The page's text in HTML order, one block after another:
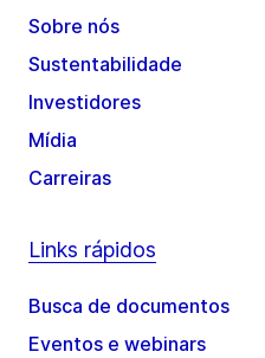
Sobre nós
Sustentabilidade
Investidores
Mídia
Carreiras
Links rápidos
Busca de documentos
Eventos e webinars